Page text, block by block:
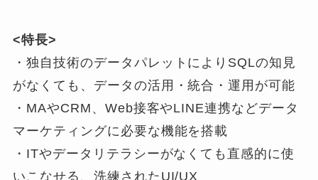
<特長>
・独自技術のデータパレットによりSQLの知見
がなくても、データの活用・統合・運用が可能
・MAやCRM、Web接客やLINE連携などデータ
マーケティングに必要な機能を搭載
・ITやデータリテラシーがなくても直感的に使
いこなせる、洗練されたUI/UX